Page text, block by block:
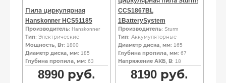
Пила циркулярная
Hanskonner HCS51185
Производитель: Hanskonner
Тип: Электрические
Мощность, Вт: 1800
Диаметр диска, мм: 185
Глубина пропила, мм: 63
8990руб.
CCS1867BL
1BatterySystem
Производитель: Sturm
Тип: Аккумуляторные
Диаметр диска, мм: 165
Глубина пропила, мм: 67
Напряжение АКБ, В: 18
8190руб.